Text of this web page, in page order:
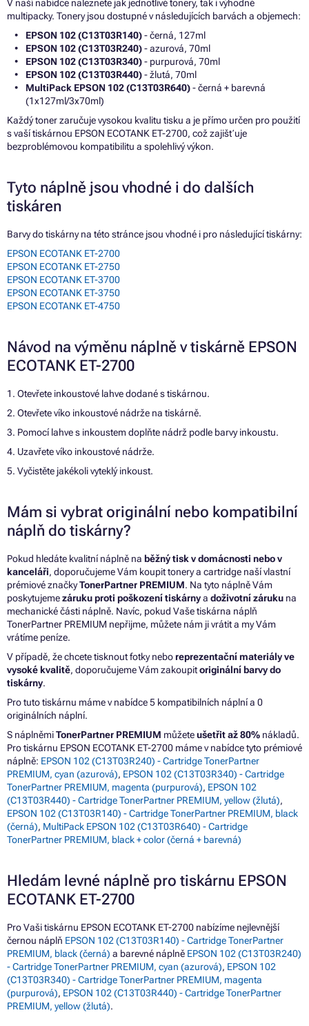
V naší nabídce naleznete jak jednotlivé tonery, tak i výhodné
multipacky. Tonery jsou dostupné v následujících barvách a objemech:
EPSON 102 (C13T03R140)- černá, 127ml
EPSON 102 (C13T03R240)- azurová, 70ml
EPSON 102 (C13T03R340)- purpurová, 70ml
EPSON 102 (C13T03R440)- žlutá, 70ml
MultiPack EPSON 102 (C13T03R640)- černá + barevná
(1x127ml/3x70ml)
Každý toner zaručuje vysokou kvalitu tisku a je přímo určen pro použití
s vaší tiskárnou EPSON ECOTANK ET-2700, což zajišťuje
bezproblémovou kompatibilitu a spolehlivý výkon.
Tyto náplně jsou vhodné i do dalších
tiskáren
Barvy do tiskárny na této stránce jsou vhodné i pro následující tiskárny:
EPSON ECOTANK ET-2700
EPSON ECOTANK ET-2750
EPSON ECOTANK ET-3700
EPSON ECOTANK ET-3750
EPSON ECOTANK ET-4750
Návod na výměnu náplně v tiskárně EPSON
ECOTANK ET-2700
1. Otevřete inkoustové lahve dodané s tiskárnou.
2. Otevřete víko inkoustové nádrže na tiskárně.
3. Pomocí lahve s inkoustem doplňte nádrž podle barvy inkoustu.
4. Uzavřete víko inkoustové nádrže.
5. Vyčistěte jakékoli vyteklý inkoust.
Mám si vybrat originální nebo kompatibilní
náplň do tiskárny?
Pokud hledáte kvalitní náplně na běžný tisk v domácnosti nebo v
kanceláři, doporučujeme Vám koupit tonery a cartridge naší vlastní
prémiové značkyTonerPartner PREMIUM. Na tyto náplně Vám
poskytujemezáruku proti poškození tiskárnya doživotní záruku na
mechanické části náplně. Navíc, pokud Vaše tiskárna náplň
TonerPartner PREMIUM nepřijme, můžete nám ji vrátit a my Vám
vrátíme peníze.
V případě, že chcete tisknout fotky neboreprezentační materiály ve
vysoké kvalitě, doporučujeme Vám zakoupitoriginální barvy do
tiskárny.
Pro tuto tiskárnu máme v nabídce 5 kompatibilních náplní a 0
originálních náplní.
S náplněmiTonerPartner PREMIUM můžeteušetřit až 80% nákladů.
Pro tiskárnu EPSON ECOTANK ET-2700 máme v nabídce tyto prémiové
náplně: EPSON 102 (C13T03R240) - Cartridge TonerPartner
PREMIUM, cyan (azurová), EPSON 102 (C13T03R340) - Cartridge
TonerPartner PREMIUM, magenta (purpurová), EPSON 102
(C13T03R440) - Cartridge TonerPartner PREMIUM, yellow (žlutá),
EPSON 102 (C13T03R140) - Cartridge TonerPartner PREMIUM, black
(černá), MultiPack EPSON 102 (C13T03R640) - Cartridge
TonerPartner PREMIUM, black + color (černá + barevná)
Hledám levné náplně pro tiskárnu EPSON
ECOTANK ET-2700
Pro Vaši tiskárnu EPSON ECOTANK ET-2700 nabízíme nejlevnější
černou náplň EPSON 102 (C13T03R140) - Cartridge TonerPartner
PREMIUM, black (černá) a barevné náplně EPSON 102 (C13T03R240)
- Cartridge TonerPartner PREMIUM, cyan (azurová), EPSON 102
(C13T03R340) - Cartridge TonerPartner PREMIUM, magenta
(purpurová), EPSON 102 (C13T03R440) - Cartridge TonerPartner
PREMIUM, yellow (žlutá).